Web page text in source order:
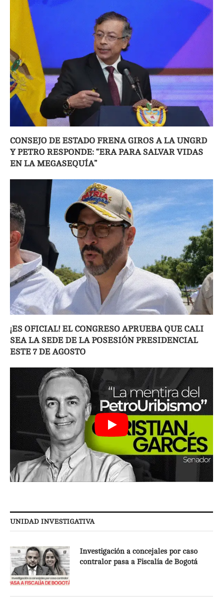
CONSEJO DE ESTADO FRENA GIROS A LA UNGRD
Y PETRO RESPONDE: “ERA PARA SALVAR VIDAS
EN LA MEGASEQUÍA”
¡ES OFICIAL! EL CONGRESO APRUEBA QUE CALI
SEA LA SEDE DE LA POSESIÓN PRESIDENCIAL
ESTE 7 DE AGOSTO
UNIDAD INVESTIGATIVA
Investigación a concejales por caso
contralor pasa a Fiscalía de Bogotá